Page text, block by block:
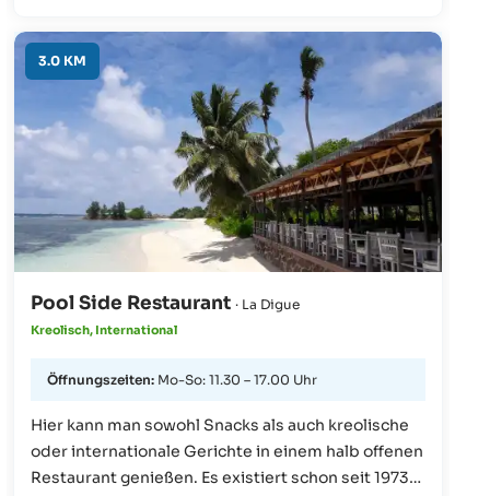
3.0 KM
Pool Side Restaurant · La Digue
Kreolisch, International
Öffnungszeiten: Mo-So: 11.30 – 17.00 Uhr
Hier kann man sowohl Snacks als auch kreolische
oder internationale Gerichte in einem halb offenen
Restaurant genießen. Es existiert schon seit 1973